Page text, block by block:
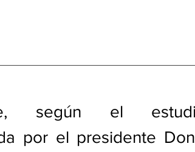
según el
por el presidente